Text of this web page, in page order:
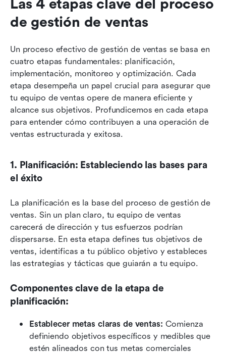
Las 4 etapas clave del proceso
de gestión de ventas
Un proceso efectivo de gestión de ventas se basa en
cuatro etapas fundamentales: planificación,
implementación, monitoreo y optimización. Cada
etapa desempeña un papel crucial para asegurar que
tu equipo de ventas opere de manera eficiente y
alcance sus objetivos. Profundicemos en cada etapa
para entender cómo contribuyen a una operación de
ventas estructurada y exitosa.
1. Planificación: Estableciendo las bases para
el éxito
La planificación es la base del proceso de gestión de
ventas. Sin un plan claro, tu equipo de ventas
carecerá de dirección y tus esfuerzos podrían
dispersarse. En esta etapa defines tus objetivos de
ventas, identificas a tu público objetivo y estableces
las estrategias y tácticas que guiarán a tu equipo.
Componentes clave de la etapa de
planificación:
Establecer metas claras de ventas: Comienza
definiendo objetivos específicos y medibles que
estén alineados con tus metas comerciales